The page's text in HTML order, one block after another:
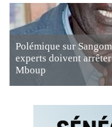
Polémique sur
experts doivent
Mboup